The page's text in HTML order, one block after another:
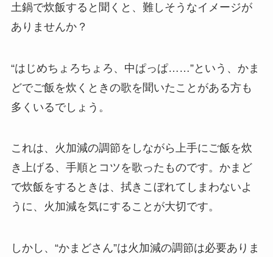
土鍋で炊飯すると聞くと、難しそうなイメージが
ありませんか？
“はじめちょろちょろ、中ぱっぱ……”という、かま
どでご飯を炊くときの歌を聞いたことがある方も
多くいるでしょう。
これは、火加減の調節をしながら上手にご飯を炊
き上げる、手順とコツを歌ったものです。かまど
で炊飯をするときは、拭きこぼれてしまわないよ
うに、火加減を気にすることが大切です。
しかし、 “かまどさん”は火加減の調節は必要ありま